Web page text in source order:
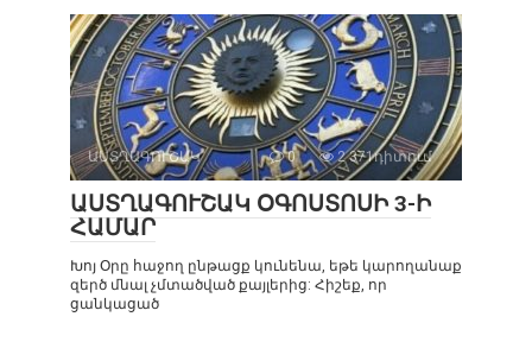
ԱՍՏՂԱԳՈՒՇԱԿ 0 2 371դիտում
ԱՍՏՂԱԳՈՒՇԱԿ ՕԳՈՍՏՈՍԻ 3-Ի
ՀԱՄԱՐ
Խոյ Օրը հաջող ընթացք կունենա, եթե կարողանաք
զերծ մնալ չմտածված քայլերից: Հիշեք, որ
ցանկացած